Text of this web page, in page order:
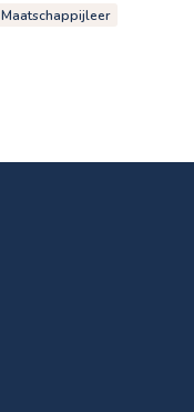
Maatschappijleer